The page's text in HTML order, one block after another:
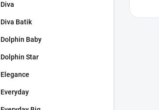
Diva
Diva Batik
Dolphin Baby
Dolphin Star
Elegance
Everyday